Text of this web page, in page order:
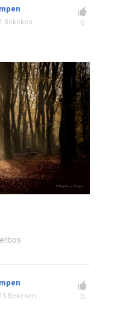
Bekeken 0
Bekeken 0